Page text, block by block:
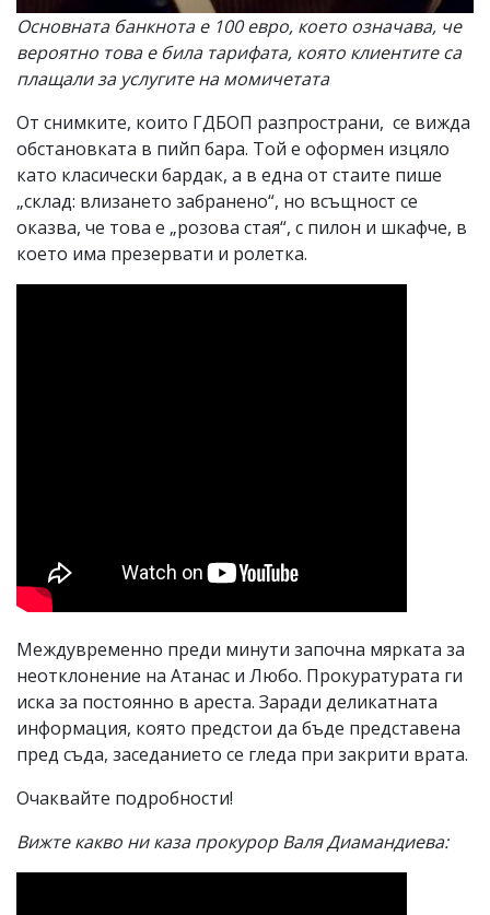
Основната банкнота е 100 евро, което означава, че
вероятно това е била тарифата, която клиентите са
плащали за услугите на момичетата
От снимките, които ГДБОП разпространи, се вижда
обстановката в пийп бара. Той е оформен изцяло
като класически бардак, а в една от стаите пише
„склад: влизането забранено“, но всъщност се
оказва, че това е „розова стая“, с пилон и шкафче, в
което има презервати и ролетка.
Междувременно преди минути започна мярката за
неотклонение на Атанас и Любо. Прокуратурата ги
иска за постоянно в ареста. Заради деликатната
информация, която предстои да бъде представена
пред съда, заседанието се гледа при закрити врата.
Очаквайте подробности!
Вижте какво ни каза прокурор Валя Диамандиева: